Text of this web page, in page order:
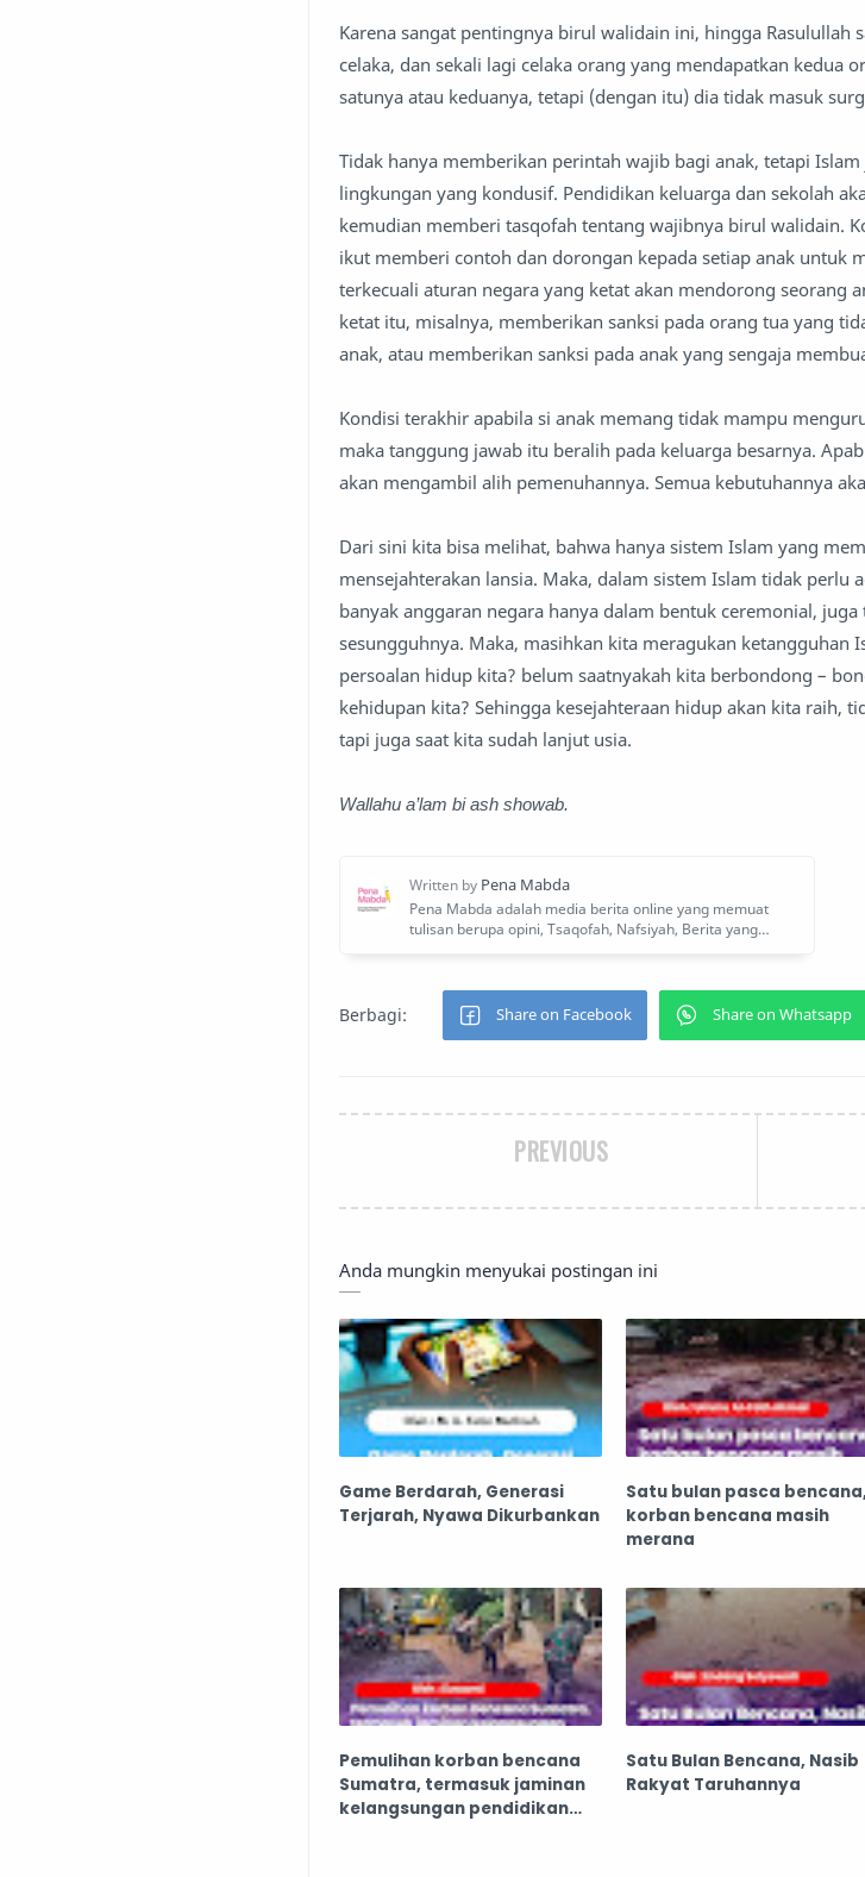
Karena sangat pentingnya birul walidain ini, hingga Rasulullah
celaka, dan sekali lagi celaka orang yang mendapatkan kedua
satunya atau keduanya, tetapi (dengan itu) dia tidak masuk
Tidak hanya memberikan perintah wajib bagi anak, tetapi
lingkungan yang kondusif. Pendidikan keluarga dan sekolah
kemudian memberi tasqofah tentang wajibnya birul walidain.
ikut memberi contoh dan dorongan kepada setiap anak untuk
terkecuali aturan negara yang ketat akan mendorong seorang
ketat itu, misalnya, memberikan sanksi pada orang tua yang
anak, atau memberikan sanksi pada anak yang sengaja
Kondisi terakhir apabila si anak memang tidak mampu
maka tanggung jawab itu beralih pada keluarga besarnya.
akan mengambil alih pemenuhannya. Semua kebutuhannya
Dari sini kita bisa melihat, bahwa hanya sistem Islam yang
mensejahterakan lansia. Maka, dalam sistem Islam tidak perlu
banyak anggaran negara hanya dalam bentuk ceremonial,
sesungguhnya. Maka, masihkan kita meragukan ketangguhan
persoalan hidup kita? belum saatnyakah kita berbondong –
kehidupan kita? Sehingga kesejahteraan hidup akan kita raih,
tapi juga saat kita sudah lanjut usia.
Wallahu a’lam bi ash showab.
PREVIOUS
Anda mungkin menyukai postingan ini
Game Berdarah, Generasi
Terjarah, Nyawa Dikurbankan
Satu bulan pasca
korban bencana masih
merana
Pemulihan korban bencana
Sumatra, termasuk jaminan
kelangsungan pendidikan
Satu Bulan Bencana, Nasib
Rakyat Taruhannya